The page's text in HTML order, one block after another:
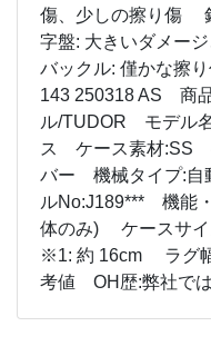
傷、少しの擦り傷
字盤: 大きいダメー
バックル: 僅かな擦
143 250318 AS 商
ル/TUDOR モデル
ス ケース素材:SS
バー 機械タイプ:
ルNo:J189*** 機能
体のみ) ケースサイ
※1: 約 16cm ラグ
考値 OH歴:弊社で